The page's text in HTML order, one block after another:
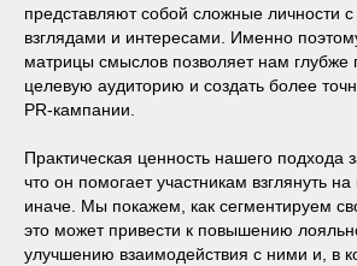
представляют собой сложные личности
взглядами и интересами. Именно
матрицы смыслов позволяет нам глубже
целевую аудиторию и создать более
PR-кампании.
Практическая ценность нашего подхода
что он помогает участникам взглянуть
иначе. Мы покажем, как сегментируем
это может привести к повышению
улучшению взаимодействия с ними и, в